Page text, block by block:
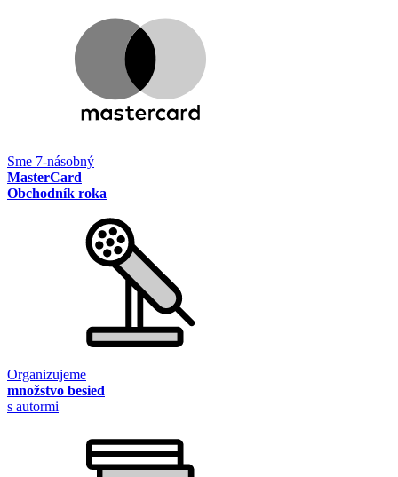
Sme 7-násobný
MasterCard
Obchodník roka
Organizujeme
množstvo besied
s autormi